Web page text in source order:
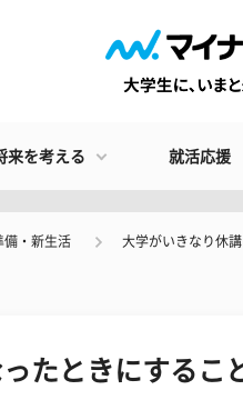
来を考える 就活応援
備・新生活 大学がいきなり休
たときにするこ